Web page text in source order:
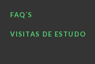
FAQ´S
VISITAS DE ESTUDO